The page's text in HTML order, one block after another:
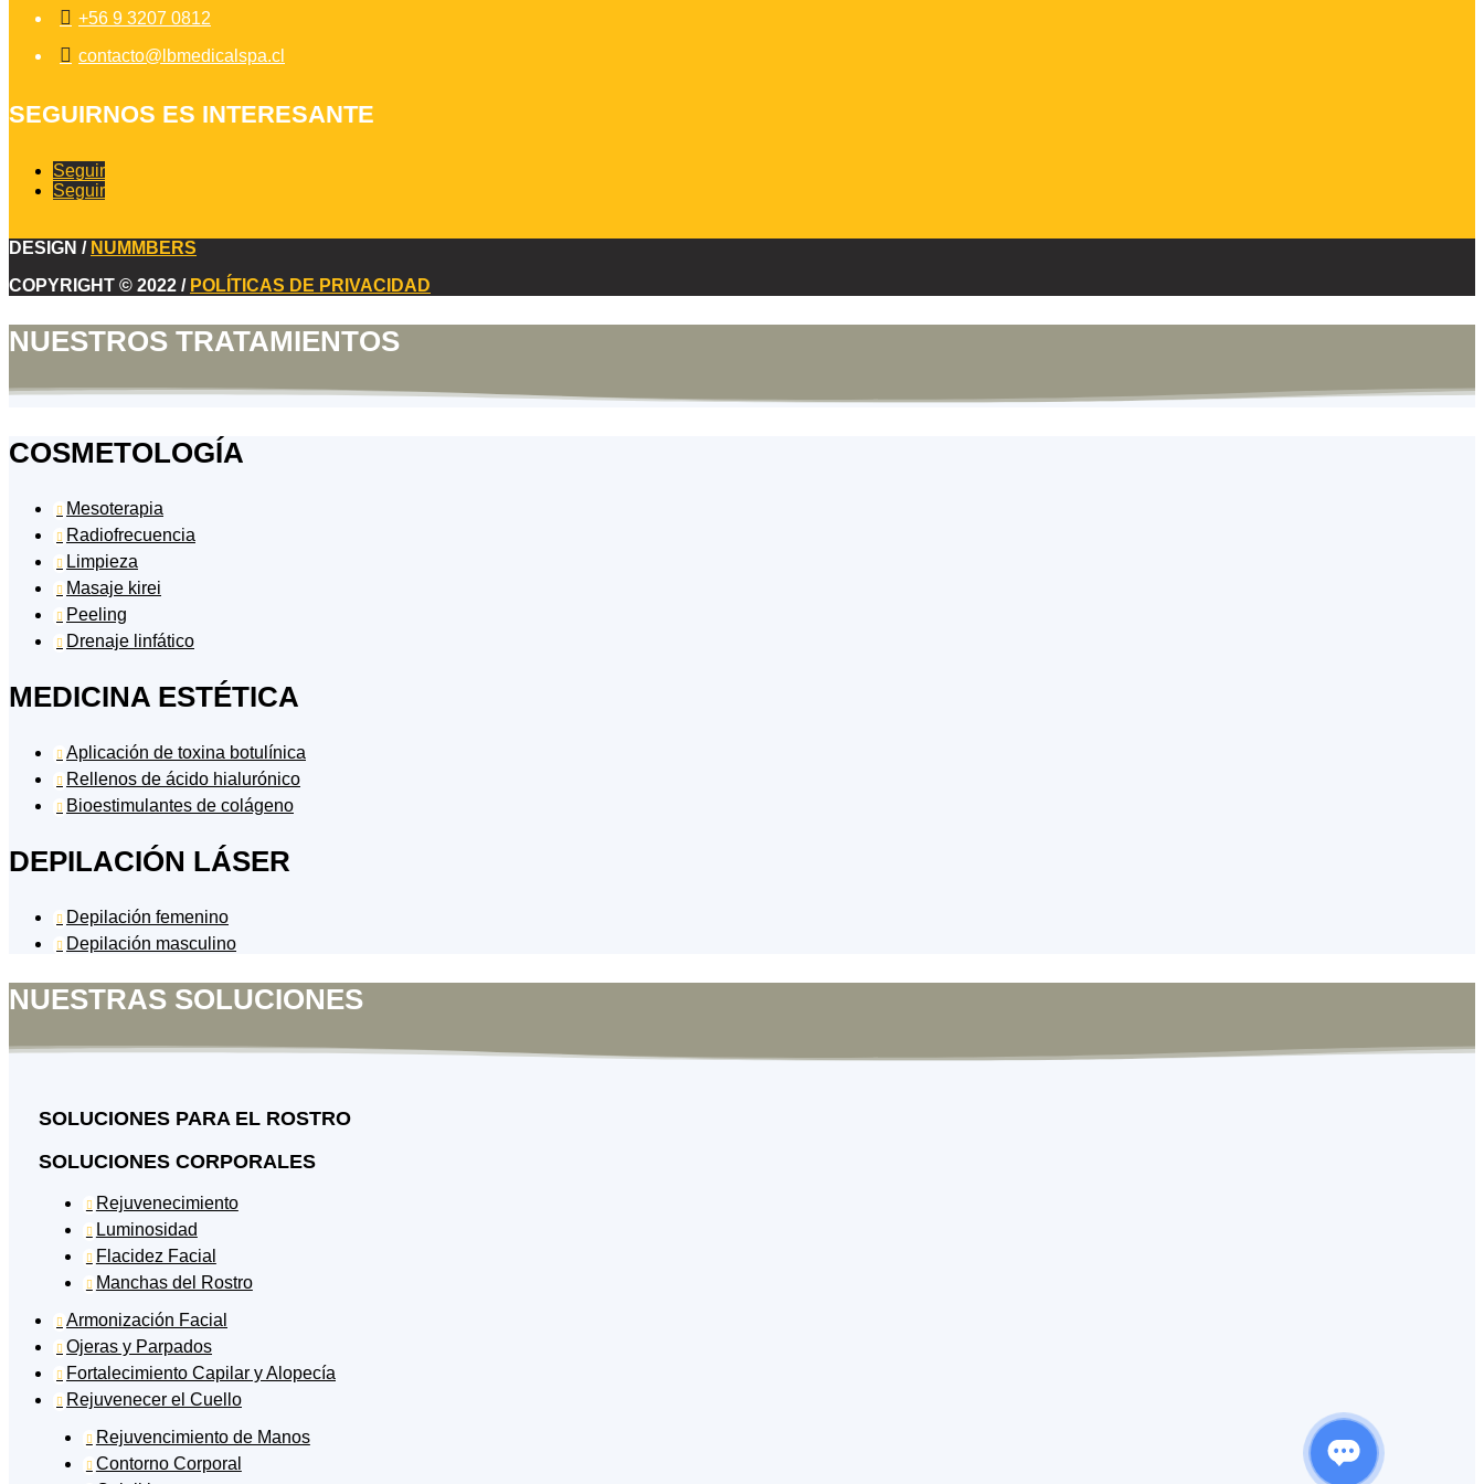
 +56 9 3207 0812
 contacto@lbmedicalspa.cl
SEGUIRNOS ES INTERESANTE
Seguir
Seguir
DESIGN / NUMMBERS
COPYRIGHT © 2022 / POLÍTICAS DE PRIVACIDAD
NUESTROS TRATAMIENTOS
COSMETOLOGÍA
 Mesoterapia
 Radiofrecuencia
 Limpieza
 Masaje kirei
 Peeling
 Drenaje linfático
MEDICINA ESTÉTICA
 Aplicación de toxina botulínica
 Rellenos de ácido hialurónico
 Bioestimulantes de colágeno
DEPILACIÓN LÁSER
 Depilación femenino
 Depilación masculino
NUESTRAS SOLUCIONES
SOLUCIONES PARA EL ROSTRO
SOLUCIONES CORPORALES
 Rejuvenecimiento
 Luminosidad
 Flacidez Facial
 Manchas del Rostro
 Armonización Facial
 Ojeras y Parpados
 Fortalecimiento Capilar y Alopecía
 Rejuvenecer el Cuello
 Rejuvencimiento de Manos
 Contorno Corporal